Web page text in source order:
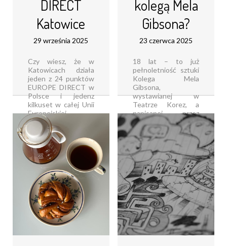
zaskoczeniem [...]
Czytaj dalej...
DIRECT
Katowice
29 września 2025
Czy wiesz, że w
Katowicach działa
jeden z 24 punktów
EUROPE DIRECT w
Polsce i jedenz
kilkuset w całej Unii
Europejskiej
EUROPE DIRECT
Katowice,
prowadzony przez
Fundację Viribus
Unitis, to miejsce, w
którym każdy uczeń,
student, nauczyciel,
[...]
Czytaj dalej...
kolegą Mela
Gibsona?
23 czerwca 2025
18 lat – to już
pełnoletniość sztuki
Kolega Mela
Gibsona,
wystawianej w
Teatrze Korez, a
napisanej przez
Tomasza Jachimka W
grudniu 2007 roku
odbyła się
prapremiera tego
monologu
artystycznego, który
po dziś dzień bawi
publiczność, [...]
Czytaj dalej...